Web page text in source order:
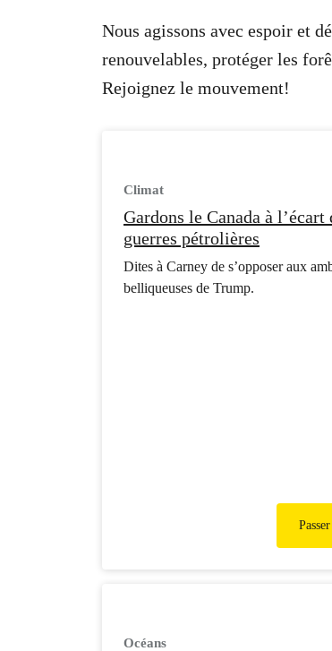
Nous agissons avec espoir et
renouvelables, protéger les
Rejoignez le mouvement!
Climat
Gardons le Canada à l’écart
guerres pétrolières
Dites à Carney de s’opposer aux
belliqueuses de Trump.
Océans